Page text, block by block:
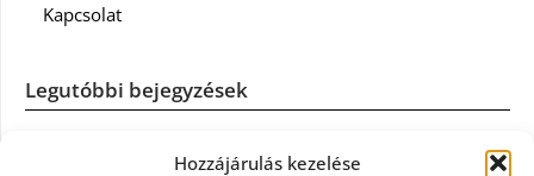
Hozzájárulás kezelése
Kapcsolat
Legutóbbi bejegyzések
Casco szélvédőcsere: mikor éri meg a biztosítást igénybe